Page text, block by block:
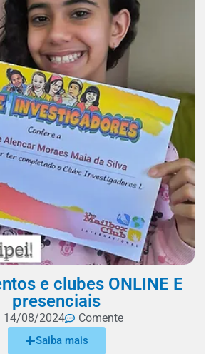
e clubes ONLINE E
presenciais
14/08/2024 Comente
Saiba mais